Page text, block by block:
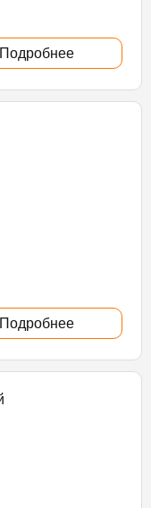
Подробнее
Подробнее